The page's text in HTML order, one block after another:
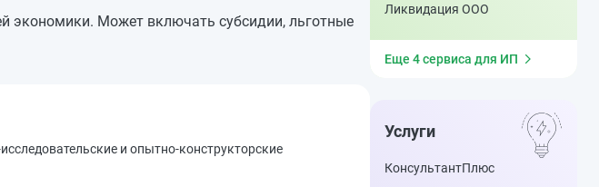
экономики. Может включать субсидии, льготные
и опытно-конструкторские
Ликвидация ООО
Еще 4 сервиса для ИП
Услуги
КонсультантПлюс